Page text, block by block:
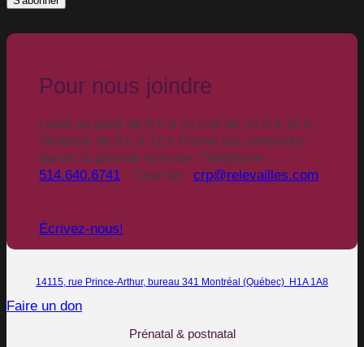
Pour nous joindre
Lundi au jeudi de 9 h à 12 h et de 13 h à 16 h
Vendredi de 9 h à 12 h Fermé les vendredis
durant la période estivale. Téléphone :
514.640.6741 - Courriel : crp@relevailles.com
Écrivez-nous!
14115, rue Prince-Arthur, bureau 341 Montréal (Québec) H1A 1A8
Faire un don
Prénatal & postnatal